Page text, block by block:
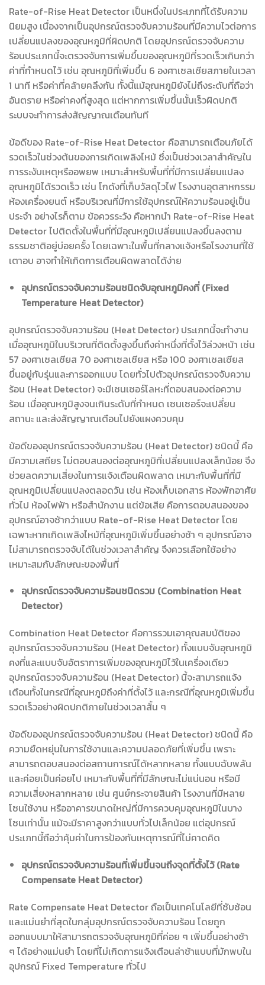
Rate-of-Rise Heat Detector เป็นหนึ่งในประเภทที่ได้รับความ
นิยมสูง เนื่องจากเป็นอุปกรณ์ตรวจจับความร้อนที่มีความไวต่อการ
เปลี่ยนแปลงของอุณหภูมิที่ผิดปกติ โดยอุปกรณ์ตรวจจับความ
ร้อนประเภทนี้จะตรวจจับการเพิ่มขึ้นของอุณหภูมิที่รวดเร็วเกินกว่า
ค่าที่กำหนดไว้ เช่น อุณหภูมิที่เพิ่มขึ้น 6 องศาเซลเซียสภายในเวลา
1 นาที หรือค่าที่คล้ายคลึงกัน ทั้งนี้แม้อุณหภูมิยังไม่ถึงระดับที่ถือว่า
อันตราย หรือค่าคงที่สูงสุด แต่หากการเพิ่มขึ้นนั้นเร็วผิดปกติ
ระบบจะทำการส่งสัญญาณเตือนทันที
ข้อดีของ Rate-of-Rise Heat Detector คือสามารถเตือนภัยได้
รวดเร็วในช่วงต้นของการเกิดเพลิงไหม้ ซึ่งเป็นช่วงเวลาสำคัญใน
การระงับเหตุหรืออพยพ เหมาะสำหรับพื้นที่ที่มีการเปลี่ยนแปลง
อุณหภูมิได้รวดเร็ว เช่น โกดังที่เก็บวัสดุไวไฟ โรงงานอุตสาหกรรม
ห้องเครื่องยนต์ หรือบริเวณที่มีการใช้อุปกรณ์ให้ความร้อนอยู่เป็น
ประจำ อย่างไรก็ตาม ข้อควรระวัง คือหากนำ Rate-of-Rise Heat
Detector ไปติดตั้งในพื้นที่ที่มีอุณหภูมิเปลี่ยนแปลงขึ้นลงตาม
ธรรมชาติอยู่บ่อยครั้ง โดยเฉพาะในพื้นที่กลางแจ้งหรือโรงงานที่ใช้
เตาอบ อาจทำให้เกิดการเตือนผิดพลาดได้ง่าย
อุปกรณ์ตรวจจับความร้อนชนิดจับอุณหภูมิคงที่ (Fixed
Temperature Heat Detector)
อุปกรณ์ตรวจจับความร้อน (Heat Detector) ประเภทนี้จะทำงาน
เมื่ออุณหภูมิในบริเวณที่ติดตั้งสูงขึ้นถึงค่าหนึ่งที่ตั้งไว้ล่วงหน้า เช่น
57 องศาเซลเซียส 70 องศาเซลเซียส หรือ 100 องศาเซลเซียส
ขึ้นอยู่กับรุ่นและการออกแบบ โดยทั่วไปตัวอุปกรณ์ตรวจจับความ
ร้อน (Heat Detector) จะมีเซนเซอร์โลหะที่ตอบสนองต่อความ
ร้อน เมื่ออุณหภูมิสูงจนเกินระดับที่กำหนด เซนเซอร์จะเปลี่ยน
สถานะ และส่งสัญญาณเตือนไปยังแผงควบคุม
ข้อดีของอุปกรณ์ตรวจจับความร้อน (Heat Detector) ชนิดนี้ คือ
มีความเสถียร ไม่ตอบสนองต่ออุณหภูมิที่เปลี่ยนแปลงเล็กน้อย จึง
ช่วยลดความเสี่ยงในการแจ้งเตือนผิดพลาด เหมาะกับพื้นที่ที่มี
อุณหภูมิเปลี่ยนแปลงตลอดวัน เช่น ห้องเก็บเอกสาร ห้องพักอาศัย
ทั่วไป ห้องไฟฟ้า หรือสำนักงาน แต่ข้อเสีย คือการตอบสนองของ
อุปกรณ์อาจช้ากว่าแบบ Rate-of-Rise Heat Detector โดย
เฉพาะหากเกิดเพลิงไหม้ที่อุณหภูมิเพิ่มขึ้นอย่างช้า ๆ อุปกรณ์อาจ
ไม่สามารถตรวจจับได้ในช่วงเวลาสำคัญ จึงควรเลือกใช้อย่าง
เหมาะสมกับลักษณะของพื้นที่
อุปกรณ์ตรวจจับความร้อนชนิดรวม (Combination Heat
Detector)
Combination Heat Detector คือการรวมเอาคุณสมบัติของ
อุปกรณ์ตรวจจับความร้อน (Heat Detector) ทั้งแบบจับอุณหภูมิ
คงที่และแบบจับอัตราการเพิ่มของอุณหภูมิไว้ในเครื่องเดียว
อุปกรณ์ตรวจจับความร้อน (Heat Detector) นี้จะสามารถแจ้ง
เตือนทั้งในกรณีที่อุณหภูมิถึงค่าที่ตั้งไว้ และกรณีที่อุณหภูมิเพิ่มขึ้น
รวดเร็วอย่างผิดปกติภายในช่วงเวลาสั้น ๆ
ข้อดีของอุปกรณ์ตรวจจับความร้อน (Heat Detector) ชนิดนี้ คือ
ความยืดหยุ่นในการใช้งานและความปลอดภัยที่เพิ่มขึ้น เพราะ
สามารถตอบสนองต่อสถานการณ์ได้หลากหลาย ทั้งแบบฉับพลัน
และค่อยเป็นค่อยไป เหมาะกับพื้นที่ที่มีลักษณะไม่แน่นอน หรือมี
ความเสี่ยงหลากหลาย เช่น ศูนย์กระจายสินค้า โรงงานที่มีหลาย
โซนใช้งาน หรืออาคารขนาดใหญ่ที่มีการควบคุมอุณหภูมิในบาง
โซนเท่านั้น แม้จะมีราคาสูงกว่าแบบทั่วไปเล็กน้อย แต่อุปกรณ์
ประเภทนี้ถือว่าคุ้มค่าในการป้องกันเหตุการณ์ที่ไม่คาดคิด
อุปกรณ์ตรวจจับความร้อนที่เพิ่มขึ้นจนถึงจุดที่ตั้งไว้ (Rate
Compensate Heat Detector)
Rate Compensate Heat Detector ถือเป็นเทคโนโลยีที่ซับซ้อน
และแม่นยำที่สุดในกลุ่มอุปกรณ์ตรวจจับความร้อน โดยถูก
ออกแบบมาให้สามารถตรวจจับอุณหภูมิที่ค่อย ๆ เพิ่มขึ้นอย่างช้า
ๆ ได้อย่างแม่นยำ โดยที่ไม่เกิดการแจ้งเตือนล่าช้าแบบที่มักพบใน
อุปกรณ์ Fixed Temperature ทั่วไป